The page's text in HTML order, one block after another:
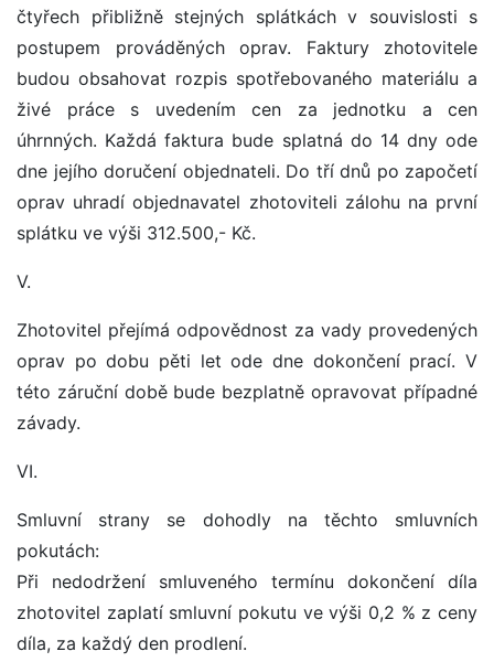
čtyřech přibližně stejných splátkách v souvislosti s
postupem prováděných oprav. Faktury zhotovitele
budou obsahovat rozpis spotřebovaného materiálu a
živé práce s uvedením cen za jednotku a cen
úhrnných. Každá faktura bude splatná do 14 dny ode
dne jejího doručení objednateli. Do tří dnů po započetí
oprav uhradí objednavatel zhotoviteli zálohu na první
splátku ve výši 312.500,- Kč.
V.
Zhotovitel přejímá odpovědnost za vady provedených
oprav po dobu pěti let ode dne dokončení prací. V
této záruční době bude bezplatně opravovat případné
závady.
VI.
Smluvní strany se dohodly na těchto smluvních
pokutách:
Při nedodržení smluveného termínu dokončení díla
zhotovitel zaplatí smluvní pokutu ve výši 0,2 % z ceny
díla, za každý den prodlení.